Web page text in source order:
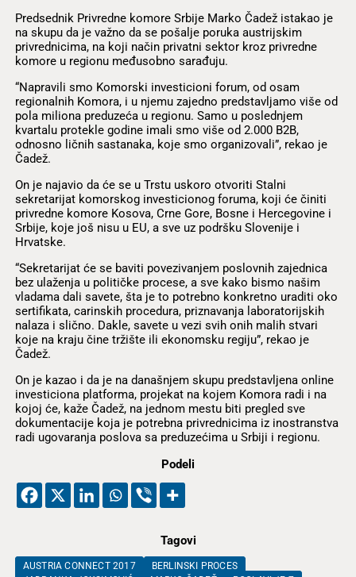
Predsednik Privredne komore Srbije Marko Čadež istakao je
na skupu da je važno da se pošalje poruka austrijskim
privrednicima, na koji način privatni sektor kroz privredne
komore u regionu međusobno sarađuju.
“Napravili smo Komorski investicioni forum, od osam
regionalnih Komora, i u njemu zajedno predstavljamo više od
pola miliona preduzeća u regionu. Samo u poslednjem
kvartalu protekle godine imali smo više od 2.000 B2B,
odnosno ličnih sastanaka, koje smo organizovali”, rekao je
Čadež.
On je najavio da će se u Trstu uskoro otvoriti Stalni
sekretarijat komorskog investicionog foruma, koji će činiti
privredne komore Kosova, Crne Gore, Bosne i Hercegovine i
Srbije, koje još nisu u EU, a sve uz podršku Slovenije i
Hrvatske.
“Sekretarijat će se baviti povezivanjem poslovnih zajednica
bez ulaženja u političke procese, a sve kako bismo našim
vladama dali savete, šta je to potrebno konkretno uraditi oko
sertifikata, carinskih procedura, priznavanja laboratorijskih
nalaza i slično. Dakle, savete u vezi svih onih malih stvari
koje na kraju čine tržište ili ekonomsku regiju”, rekao je
Čadež.
On je kazao i da je na današnjem skupu predstavljena online
investiciona platforma, projekat na kojem Komora radi i na
kojoj će, kaže Čadež, na jednom mestu biti pregled sve
dokumentacije koja je potrebna privrednicima iz inostranstva
radi ugovaranja poslova sa preduzećima u Srbiji i regionu.
Podeli
Tagovi
AUSTRIA CONNECT 2017
BERLINSKI PROCES